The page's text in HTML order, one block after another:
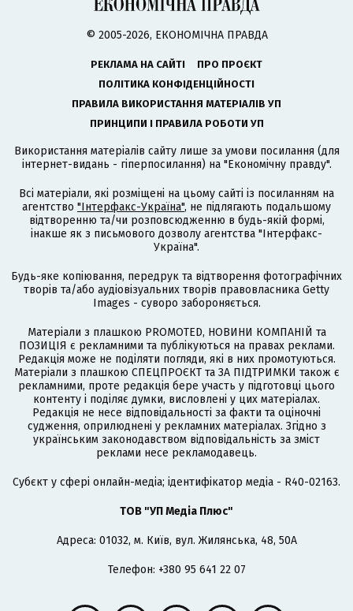
© 2005-2026, ЕКОНОМІЧНА ПРАВДА
РЕКЛАМА НА САЙТІ
ПРО ПРОЄКТ
ПОЛІТИКА КОНФІДЕНЦІЙНОСТІ
ПРАВИЛА ВИКОРИСТАННЯ МАТЕРІАЛІВ УП
ПРИНЦИПИ І ПРАВИЛА РОБОТИ УП
Використання матеріалів сайту лише за умови посилання (для
інтернет-видань - гіперпосилання) на "Економічну правду".
Всі матеріали, які розміщені на цьому сайті із посиланням на
агентство "Інтерфакс-Україна", не підлягають подальшому
відтворенню та/чи розповсюдженню в будь-якій формі,
інакше як з письмового дозволу агентства "Інтерфакс-
Україна".
Будь-яке копіювання, передрук та відтворення фотографічних
творів та/або аудіовізуальних творів правовласника Getty
Images - суворо забороняється.
Матеріали з плашкою PROMOTED, НОВИНИ КОМПАНІЙ та
ПОЗИЦІЯ є рекламними та публікуються на правах реклами.
Редакція може не поділяти погляди, які в них промотуються.
Матеріали з плашкою СПЕЦПРОЄКТ та ЗА ПІДТРИМКИ також є
рекламними, проте редакція бере участь у підготовці цього
контенту і поділяє думки, висловлені у цих матеріалах.
Редакція не несе відповідальності за факти та оціночні
судження, оприлюднені у рекламних матеріалах. Згідно з
українським законодавством відповідальність за зміст
реклами несе рекламодавець.
Cубєкт у сфері онлайн-медіа; ідентифікатор медіа - R40-02163.
ТОВ "УП Медіа Плюс"
Адреса: 01032, м. Київ, вул. Жилянська, 48, 50А
Телефон: +380 95 641 22 07